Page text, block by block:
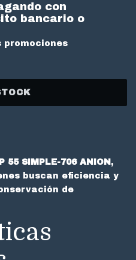
con
bancario o
promociones
55 SIMPLE-706 ANION ,
buscan eficiencia y
de